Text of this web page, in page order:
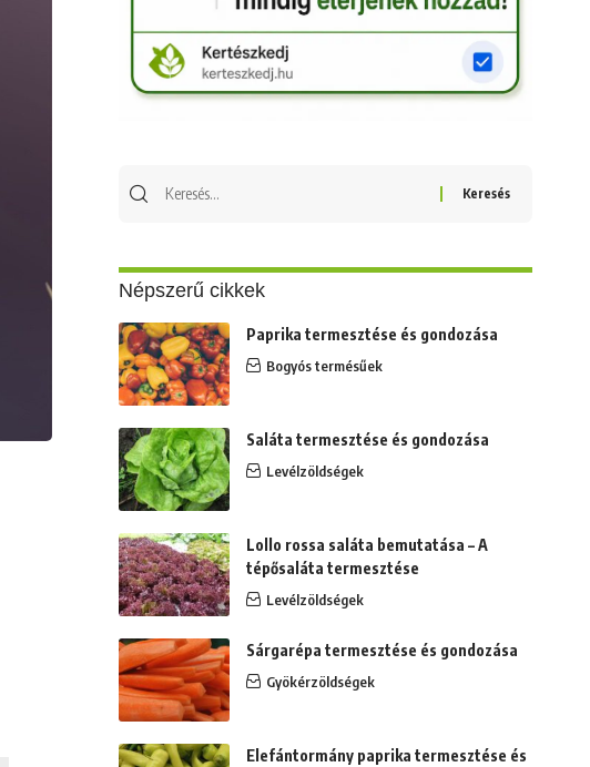
Népszerű cikkek
Paprika termesztése és gondozása
Bogyós termésűek
Saláta termesztése és gondozása
Levélzöldségek
Lollo rossa saláta bemutatása – A
tépősaláta termesztése
Levélzöldségek
Sárgarépa termesztése és gondozása
Gyökérzöldségek
Elefántormány paprika termesztése és